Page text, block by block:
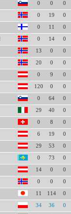
0 0 0
0 19 0
0 11 0
0 14 0
13 0 0
20 0 0
0 9 0
120 0 0
0 64 0
29 40 0
0 8 0
6 19 0
29 53 0
0 73 0
14 0 0
0 0 0
11 114 0
34 36 0